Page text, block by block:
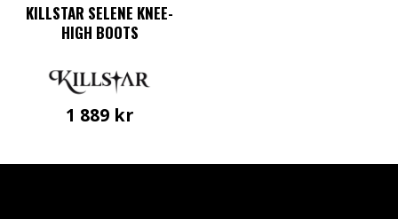
KILLSTAR SELENE KNEE-
HIGH BOOTS
1 889 kr